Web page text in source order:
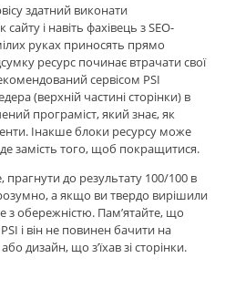
здатний виконати
і навіть фахівець з SEO-
руках приносять прямо
ресурс починає втрачати свої
сервісом PSI
(верхній частині сторінки) в
програміст, який знає, як
Інакше блоки ресурсу може
замість того, щоб покращитися.
до результату 100/100 в
а якщо ви твердо вирішили
з обережністю. Пам’ятайте, що
і він не повинен бачити на
дизайн, що з’їхав зі сторінки.